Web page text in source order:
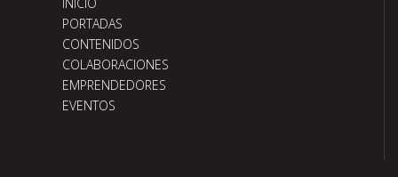
PORTADAS
CONTENIDOS
COLABORACIONES
EMPRENDEDORES
EVENTOS